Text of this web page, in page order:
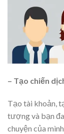
– Tạo chiến
Tạo tài khoản,
tượng và bạn
chuyện của